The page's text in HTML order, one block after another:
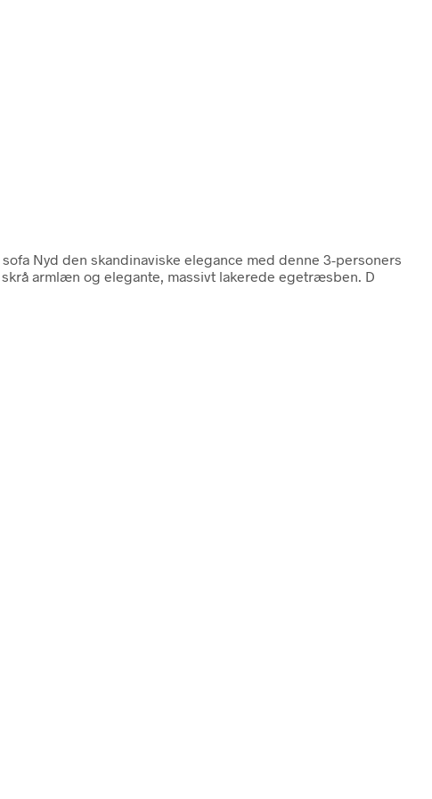
sofa Nyd den skandinaviske elegance med denne 3-personers
armlæn og elegante, massivt lakerede egetræsben. D